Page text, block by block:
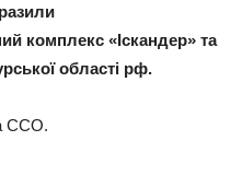
комплекс «Іскандер» та
області рф.
ССО.